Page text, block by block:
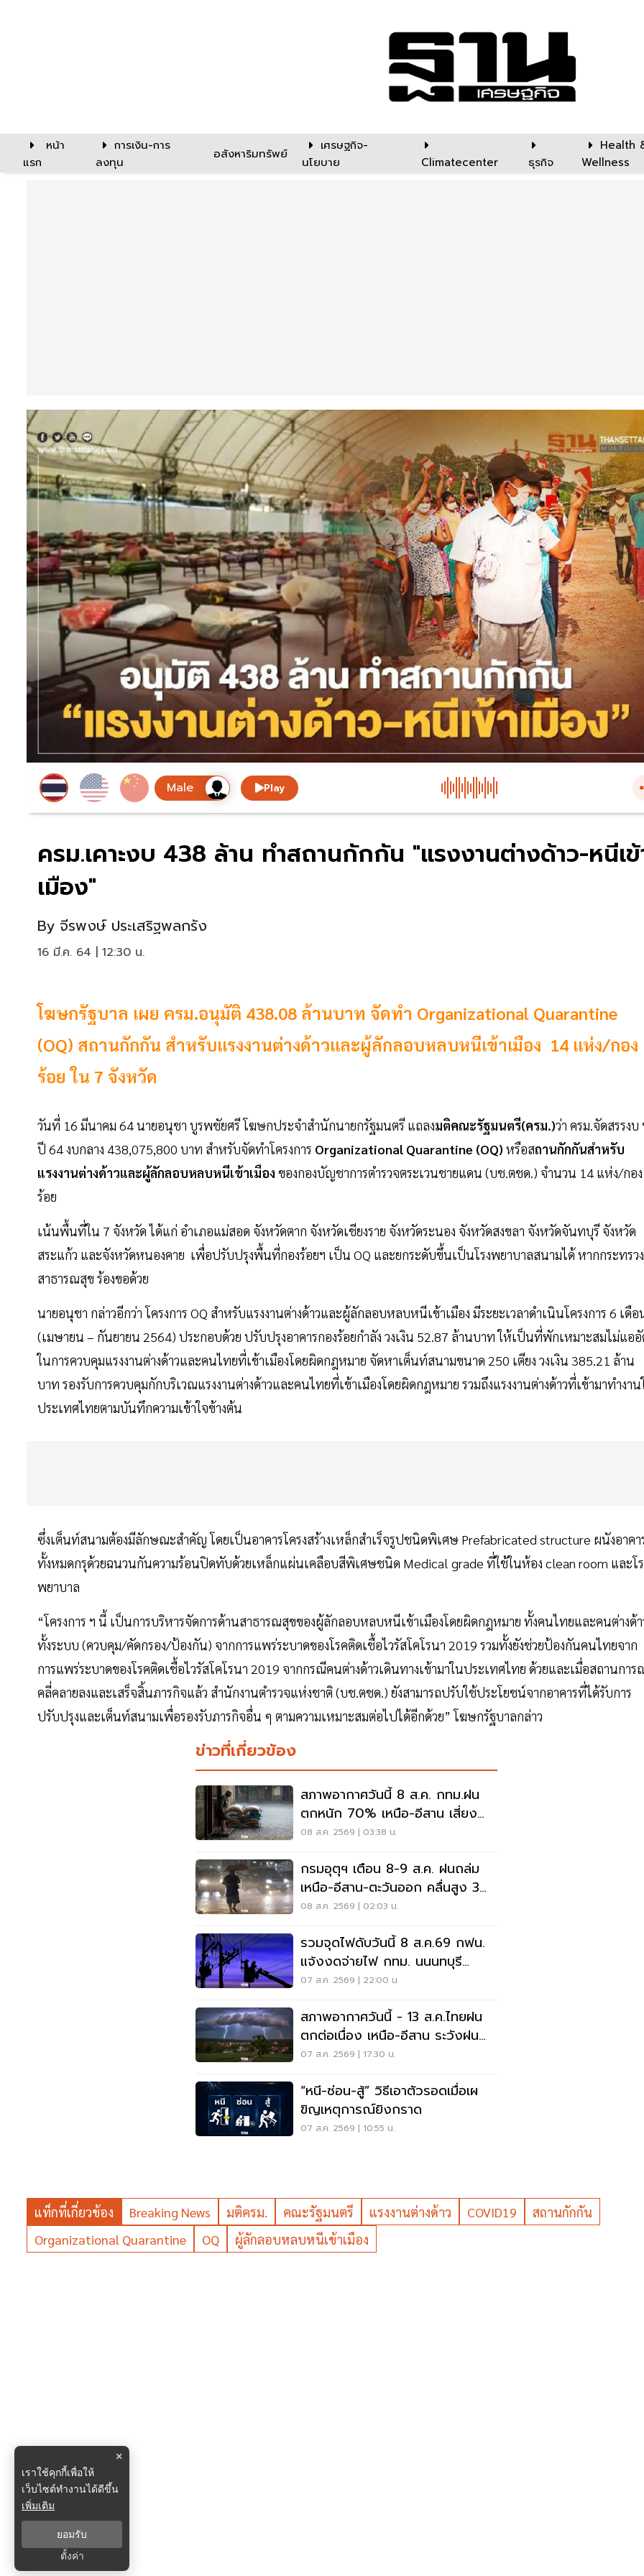
หน้า
แรก
การเงิน-การ
ลงทุน
อสังหาริมทรัพย์
เศรษฐกิจ-
นโยบาย
Climatecenter ธุรกิจ
Health
Wellness
Play
ครม.เคาะงบ 438 ล้าน ทำสถานกักกัน "แรงงานต่างด้าว-หนีเข้
เมือง"
By จีรพงษ์ ประเสริฐพลกรัง
16 มี.ค. 64 | 12:30 น.
โฆษกรัฐบาล เผย ครม.อนุมัติ 438.08 ล้านบาท จัดทำ Organizational Quarantine
(OQ) สถานกักกัน สำหรับแรงงานต่างด้าวและผู้ลักลอบหลบหนีเข้าเมือง 14 แห่ง/กอง
ร้อย ใน 7 จังหวัด
วันที่ 16 มีนาคม 64 นายอนุชา บูรพชัยศรี โฆษกประจำสำนักนายกรัฐมนตรี แถลงมติคณะรัฐมนตรี(ครม.)ว่า ครม.จัดสรรงบ
ปี 64 งบกลาง 438,075,800 บาท สำหรับจัดทำโครงการ Organizational Quarantine (OQ) หรือสถานกักกันสำหรับ
แรงงานต่างด้าวและผู้ลักลอบหลบหนีเข้าเมือง ของกองบัญชาการตำรวจตระเวนชายแดน (บช.ตชด.) จำนวน 14 แห่ง/กอง
ร้อย
เน้นพื้นที่ใน 7 จังหวัด ได้แก่ อำเภอแม่สอด จังหวัดตาก จังหวัดเชียงราย จังหวัดระนอง จังหวัดสงขลา จังหวัดจันทบุรี จังหวัด
สระแก้ว และจังหวัดหนองคาย เพื่อปรับปรุงพื้นที่กองร้อยฯ เป็น OQ และยกระดับขึ้นเป็นโรงพยาบาลสนามได้ หากกระทรวง
สาธารณสุข ร้องขอด้วย
นายอนุชา กล่าวอีกว่า โครงการ OQ สำหรับแรงงานต่างด้าวและผู้ลักลอบหลบหนีเข้าเมือง มีระยะเวลาดำเนินโครงการ 6 เดือ
(เมษายน – กันยายน 2564) ประกอบด้วย ปรับปรุงอาคารกองร้อยกำลัง วงเงิน 52.87 ล้านบาท ให้เป็นที่พักเหมาะสมไม่แอ
ในการควบคุมแรงงานต่างด้าวและคนไทยที่เข้าเมืองโดยผิดกฎหมาย จัดหาเต็นท์สนามขนาด 250 เตียง วงเงิน 385.21 ล้าน
บาท รองรับการควบคุมกักบริเวณแรงงานต่างด้าวและคนไทยที่เข้าเมืองโดยผิดกฎหมาย รวมถึงแรงงานต่างด้าวที่เข้ามาทำงา
ประเทศไทยตามบันทึกความเข้าใจข้างต้น
ซึ่งเต็นท์สนามต้องมีลักษณะสำคัญ โดยเป็นอาคารโครงสร้างเหล็กสำเร็จรูปชนิดพิเศษ Prefabricated structure ผนังอาคา
ทั้งหมดกรุด้วยฉนวนกันความร้อนปิดทับด้วยเหล็กแผ่นเคลือบสีพิเศษชนิด Medical grade ที่ใช้ในห้อง clean room และโ
พยาบาล
“โครงการ ฯ นี้ เป็นการบริหารจัดการด้านสาธารณสุขของผู้ลักลอบหลบหนีเข้าเมืองโดยผิดกฎหมาย ทั้งคนไทยและคนต่างด้
ทั้งระบบ (ควบคุม/คัดกรอง/ป้องกัน) จากการแพร่ระบาดของโรคติดเชื้อไวรัสโคโรนา 2019 รวมทั้งยังช่วยป้องกันคนไทยจาก
การแพร่ระบาดของโรคติดเชื้อไวรัสโคโรนา 2019 จากกรณีคนต่างด้าวเดินทางเข้ามาในประเทศไทย ด้วยและเมื่อสถานการ
คลี่คลายลงและเสร็จสิ้นภารกิจแล้ว สำนักงานตำรวจแห่งชาติ (บช.ตชด.) ยังสามารถปรับใช้ประโยชน์จากอาคารที่ได้รับการ
ปรับปรุงและเต็นท์สนามเพื่อรองรับภารกิจอื่น ๆ ตามความเหมาะสมต่อไปได้อีกด้วย” โฆษกรัฐบาลกล่าว
ข่าวที่เกี่ยวข้อง
สภาพอากาศวันนี้ 8 ส.ค. กทม.ฝน
ตกหนัก 70% เหนือ-อีสาน เสี่ยงน้ำ
ท่วมฉับพลัน
08 ส.ค. 2569 | 03:38 น.
กรมอุตุฯ เตือน 8-9 ส.ค. ฝนถล่ม
เหนือ-อีสาน-ตะวันออก คลื่นสูง 3
เมตร
08 ส.ค. 2569 | 02:03 น.
รวมจุดไฟดับวันนี้ 8 ส.ค.69 กฟน.
แจ้งงดจ่ายไฟ กทม. นนนทบุรี
สมุทรปราการ
07 ส.ค. 2569 | 22:00 น.
สภาพอากาศวันนี้ - 13 ส.ค.ไทยฝน
ตกต่อเนื่อง เหนือ-อีสาน ระวังฝน
ตกหนักมากบางแห่ง
07 ส.ค. 2569 | 17:30 น.
“หนี-ซ่อน-สู้” วิธีเอาตัวรอดเมื่อเผ
ขิญเหตุการณ์ยิงกราด
07 ส.ค. 2569 | 10:55 น.
แท็กที่เกี่ยวข้อง Breaking News มติครม. คณะรัฐมนตรี แรงงานต่างด้าว COVID19
สถานกักกัน
Organizational Quarantine
OQ ผู้ลักลอบหลบหนีเข้าเมือง
×
เราใช้คุกกี้เพื่อให้
เว็บไซต์ทำงานได้ดีขึ้น
เพิ่มเติม
ยอมรับ
ตั้งค่า